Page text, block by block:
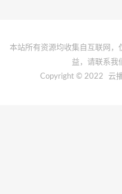
本站所有资源均收集自互联网
益，请联系我
Copyright © 2022
云